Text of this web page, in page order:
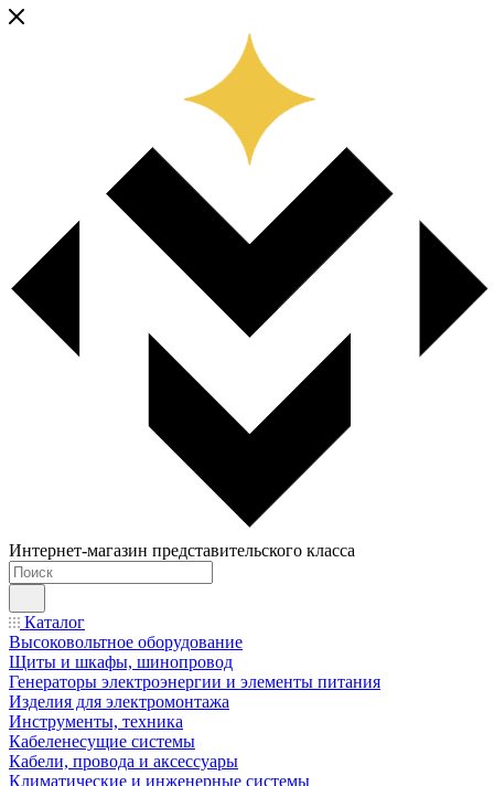
Интернет-магазин представительского класса
Каталог
Высоковольтное оборудование
Щиты и шкафы, шинопровод
Генераторы электроэнергии и элементы питания
Изделия для электромонтажа
Инструменты, техника
Кабеленесущие системы
Кабели, провода и аксессуары
Климатические и инженерные системы